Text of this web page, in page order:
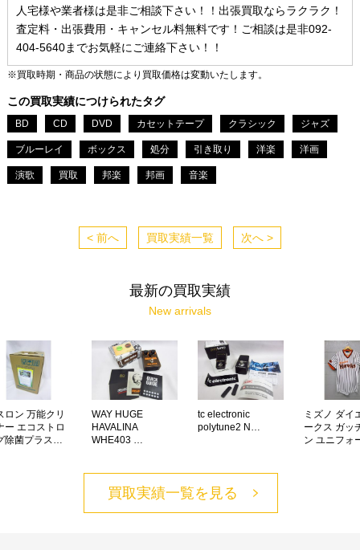
人宅様や業者様は是非ご相談下さい！！出張買取ならラクラク！
査定料・出張費用・キャンセル料無料です！ご相談は是非092-
404-5640までお気軽にご連絡下さい！！
※買取時期・商品の状態により買取価格は変動いたします。
この買取実績につけられたタグ
BD CD DVD カセットテープ クラシック ジャズ
ブルーレイ ボックス 処分 引き取り 洋楽 洋画
演歌 買取 邦楽 邦画 音楽
< 前へ 買取実績一覧 次へ >
最新の買取実績
New arrivals
ン 万能クリ
エコストロ
菌プラス…
WAY HUGE
HAVALINA
WHE403 …
tc electronic
polytune2 N…
ミズノ ダイ
ークス ガッ
ン ユニフォ
買取実績一覧を見る